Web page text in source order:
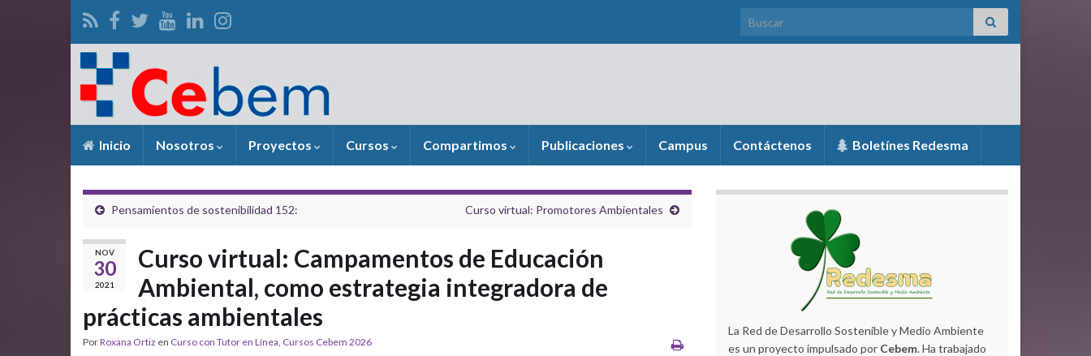
Search for:
Inicio Nosotros Proyectos Cursos Compartimos Publicaciones Campus Contáctenos Boletínes Redesma
Pensamientos de sostenibilidad 152: Curso virtual: Promotores Ambientales
NOV
30
2021
Curso virtual: Campamentos de Educación
Ambiental, como estrategia integradora de
prácticas ambientales
PorRoxana Ortiz en Curso con Tutor en Línea, Cursos Cebem 2026
La Red de Desarrollo Sostenible y Medio Ambiente
es un proyecto impulsado por Cebem. Ha trabajado